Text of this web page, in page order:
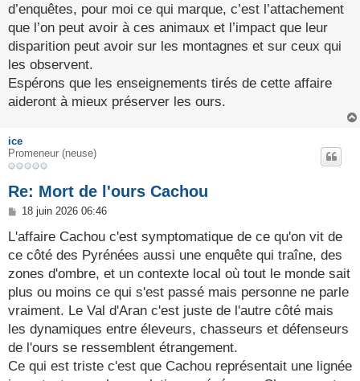
d’enquêtes, pour moi ce qui marque, c’est l’attachement
que l’on peut avoir à ces animaux et l’impact que leur
disparition peut avoir sur les montagnes et sur ceux qui
les observent.
Espérons que les enseignements tirés de cette affaire
aideront à mieux préserver les ours.
ice
Promeneur (neuse)
Re: Mort de l'ours Cachou
M
s
a
g
18 juin 2026 06:46
L'affaire Cachou c'est symptomatique de ce qu'on vit de
ce côté des Pyrénées aussi une enquête qui traîne, des
zones d'ombre, et un contexte local où tout le monde sait
plus ou moins ce qui s'est passé mais personne ne parle
vraiment. Le Val d'Aran c'est juste de l'autre côté mais
les dynamiques entre éleveurs, chasseurs et défenseurs
de l'ours se ressemblent étrangement.
Ce qui est triste c'est que Cachou représentait une lignée